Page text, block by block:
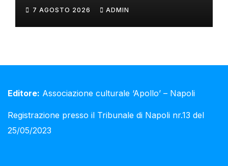
7 AGOSTO 2026 ADMIN
Editore: Associazione culturale ‘Apollo’ – Napoli
Registrazione presso il Tribunale di Napoli nr.13 del
25/05/2023